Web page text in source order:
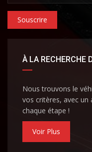
Souscrire
À LA RECHERCHE
Nous trouvons le
vos critères, avec un
chaque étape !
Voir Plus